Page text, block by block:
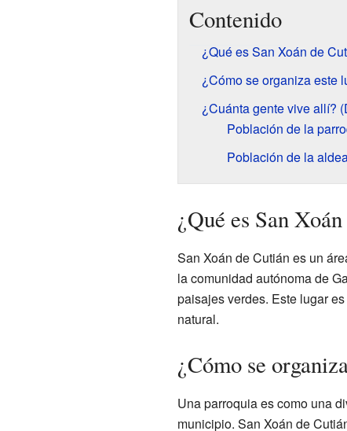
Contenido
¿Qué es San Xoán de
¿Cómo se organiza este
¿Cuánta gente vive allí?
Población de la
Población de la
¿Qué es San
San Xoán de Cutián es un
la comunidad autónoma de
paisajes verdes. Este lugar
natural.
¿Cómo se
Una parroquia es como una
municipio. San Xoán de